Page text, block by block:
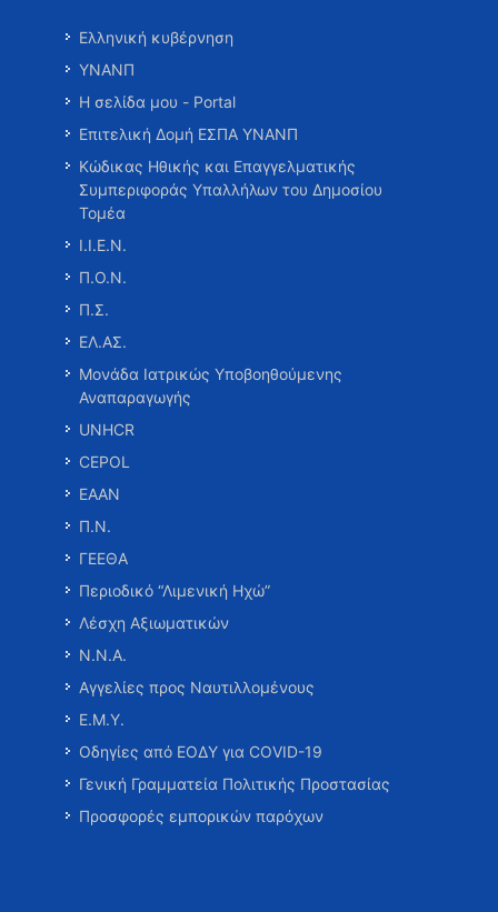
Ελληνική κυβέρνηση
ΥΝΑΝΠ
Η σελίδα μου - Portal
Επιτελική Δομή ΕΣΠΑ ΥΝΑΝΠ
Κώδικας Ηθικής και Επαγγελματικής
Συμπεριφοράς Υπαλλήλων του Δημοσίου
Τομέα
Ι.Ι.Ε.Ν.
Π.Ο.Ν.
Π.Σ.
ΕΛ.ΑΣ.
Μονάδα Ιατρικώς Υποβοηθούμενης
Αναπαραγωγής
UNHCR
CEPOL
ΕΑΑΝ
Π.Ν.
ΓΕΕΘΑ
Περιοδικό “Λιμενική Ηχώ”
Λέσχη Αξιωματικών
Ν.Ν.Α.
Αγγελίες προς Ναυτιλλομένους
Ε.Μ.Υ.
Οδηγίες από ΕΟΔΥ για COVID-19
Γενική Γραμματεία Πολιτικής Προστασίας
Προσφορές εμπορικών παρόχων